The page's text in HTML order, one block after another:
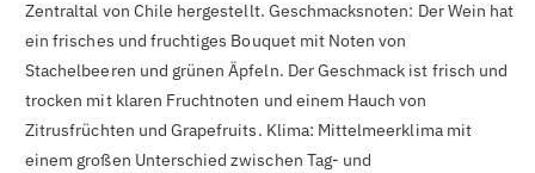
Zentraltal von Chile hergestellt. Geschmacksnoten: Der Wein hat
ein frisches und fruchtiges Bouquet mit Noten von
Stachelbeeren und grünen Äpfeln. Der Geschmack ist frisch und
trocken mit klaren Fruchtnoten und einem Hauch von
Zitrusfrüchten und Grapefruits. Klima: Mittelmeerklima mit
einem großen Unterschied zwischen Tag- und